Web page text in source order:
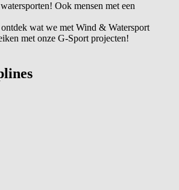
Ook mensen met een
wat we met Wind & Watersport
met onze G-Sport projecten!